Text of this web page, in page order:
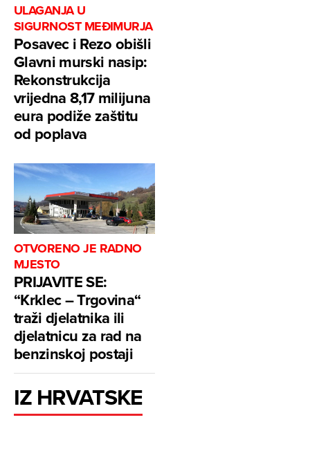
ULAGANJA U
SIGURNOST MEĐIMURJA
Posavec i Rezo obišli
Glavni murski nasip:
Rekonstrukcija
vrijedna 8,17 milijuna
eura podiže zaštitu
od poplava
OTVORENO JE RADNO
MJESTO
PRIJAVITE SE:
“Krklec – Trgovina“
traži djelatnika ili
djelatnicu za rad na
benzinskoj postaji
IZ HRVATSKE